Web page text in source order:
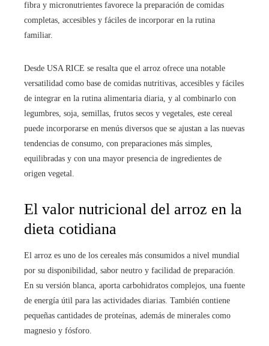
fibra y micronutrientes favorece la preparación de comidas
completas, accesibles y fáciles de incorporar en la rutina
familiar.
Desde USA RICE se resalta que el arroz ofrece una notable
versatilidad como base de comidas nutritivas, accesibles y fáciles
de integrar en la rutina alimentaria diaria, y al combinarlo con
legumbres, soja, semillas, frutos secos y vegetales, este cereal
puede incorporarse en menús diversos que se ajustan a las nuevas
tendencias de consumo, con preparaciones más simples,
equilibradas y con una mayor presencia de ingredientes de
origen vegetal.
El valor nutricional del arroz en la
dieta cotidiana
El arroz es uno de los cereales más consumidos a nivel mundial
por su disponibilidad, sabor neutro y facilidad de preparación.
En su versión blanca, aporta carbohidratos complejos, una fuente
de energía útil para las actividades diarias. También contiene
pequeñas cantidades de proteínas, además de minerales como
magnesio y fósforo.